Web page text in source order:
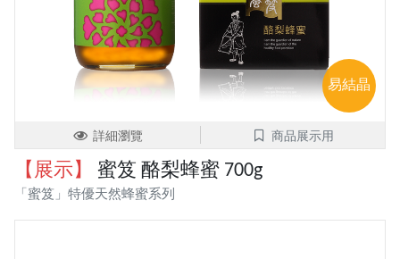
易結晶
詳細瀏覽 商品展示用
【展示】 蜜笈 酪梨蜂蜜 700g
「蜜笈」特優天然蜂蜜系列